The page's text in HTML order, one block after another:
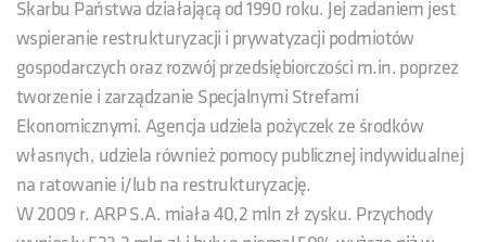
Skarbu Państwa działającą od 1990 roku. Jej zadaniem jest
wspieranie restrukturyzacji i prywatyzacji podmiotów
gospodarczych oraz rozwój przedsiębiorczości m.in. poprzez
tworzenie i zarządzanie Specjalnymi Strefami
Ekonomicznymi. Agencja udziela pożyczek ze środków
własnych, udziela również pomocy publicznej indywidualnej
na ratowanie i/lub na restrukturyzację.
W 2009 r. ARP S.A. miała 40,2 mln zł zysku. Przychody